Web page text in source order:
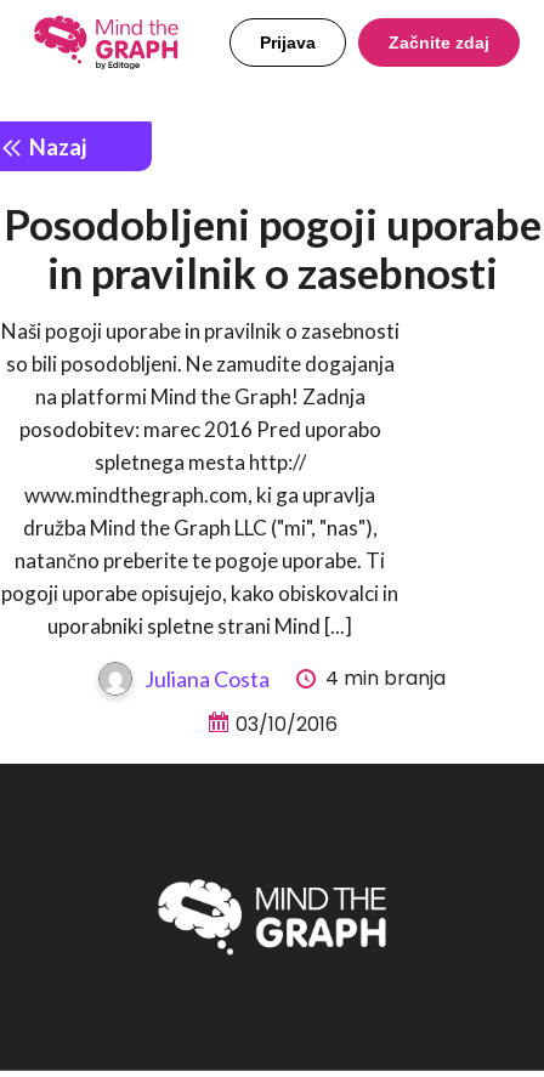
Prijava Začnite zdaj
Nazaj
Posodobljeni pogoji uporabe
in pravilnik o zasebnosti
Naši pogoji uporabe in pravilnik o zasebnosti
so bili posodobljeni. Ne zamudite dogajanja
na platformi Mind the Graph! Zadnja
posodobitev: marec 2016 Pred uporabo
spletnega mesta http://
www.mindthegraph.com, ki ga upravlja
družba Mind the Graph LLC ("mi", "nas"),
natančno preberite te pogoje uporabe. Ti
pogoji uporabe opisujejo, kako obiskovalci in
uporabniki spletne strani Mind [...]
Juliana Costa
4 min branja
03/10/2016